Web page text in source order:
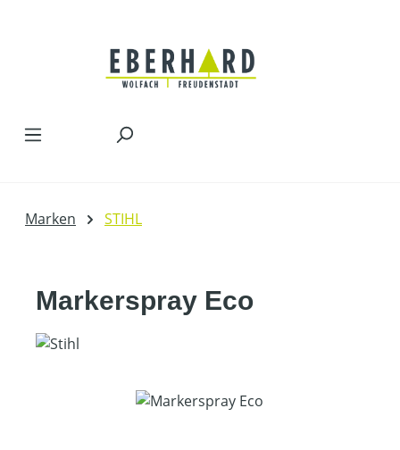
Marken STIHL
Markerspray Eco
Bildergalerie überspringen